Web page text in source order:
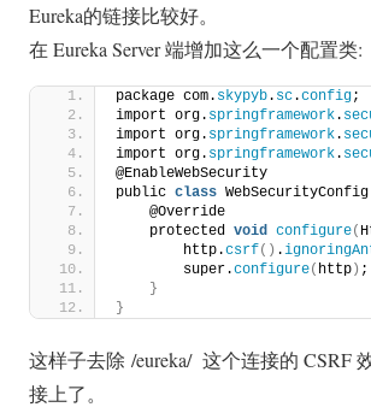
Eureka的链接比较好。
在 Eureka Server 端增加这么一个配置类:
package com. skypyb. sc.config;
import org. springframework.
import org. springframework.
import org. springframework.
@EnableWebSecurity
public class WebSecurityConfig
    @Override
    protected
void configure(
        http.
csrf() .
        super.
configure( http ) ;
}
}
这样子去除 /eureka/ 这个连接的 CSRF
接上了。